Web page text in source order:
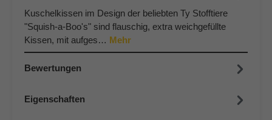
Kuschelkissen im Design der beliebten Ty Stofftiere
"Squish-a-Boo's" sind flauschig, extra weichgefüllte
Kissen, mit aufges… Mehr
Bewertungen
Eigenschaften